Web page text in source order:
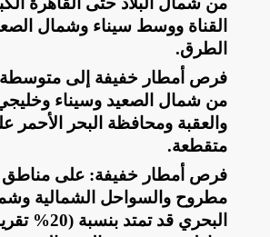
القناة ووسط سيناء وشمال
الطرق.
​فرص أمطار خفيفة إلى
من شمال الصعيد وسيناء
والعقبة ومحافظة البحر الأحمر
متقطعة.
​فرص أمطار خفيفة: على
مطروح والسواحل الشمالية
البحري قد تمتد